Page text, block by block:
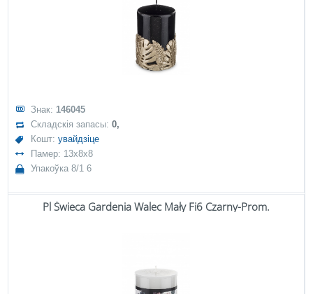
Знак: 146045
Складскія запасы:0,
Кошт:увайдзіце
Памер: 13x8x8
Упакоўка 8/1 6
Pl Świeca Gardenia Walec Mały Fi6 Czarny-Prom.